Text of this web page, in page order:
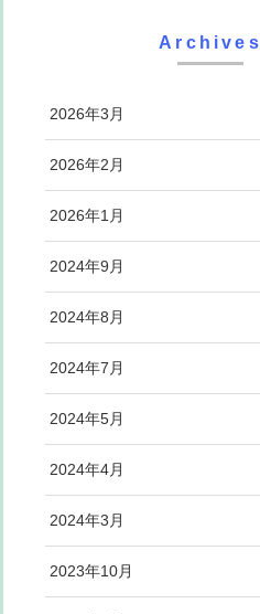
Archives
2026年3月
2026年2月
2026年1月
2024年9月
2024年8月
2024年7月
2024年5月
2024年4月
2024年3月
2023年10月